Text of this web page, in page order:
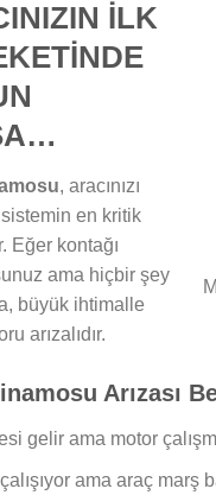
İLK
, aracınızı
sistemin en kritik
Eğer kontağı
ama hiçbir şey
büyük ihtimalle
arızalıdır.
Arızası
gelir ama motor
ama araç marş